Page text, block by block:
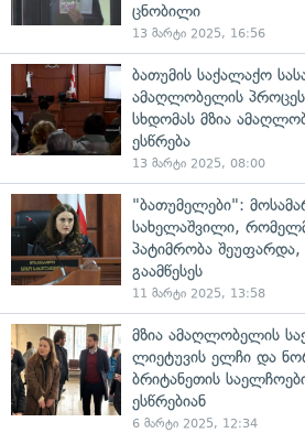
ცნობილი
13 მარტი 2025, 16:56
ბათუმის საქალაქო
ამაღლობელის
სხდომას მზია
ესწრება
13 მარტი 2025, 08:00
"ბათუმელები":
სახელაშვილი,
პატიმრობა
გაამწესეს
11 მარტი 2025, 13:58
მზია ამაღლობელის
ლიეტუვის ელჩი და
ბრიტანეთის
ესწრებიან
6 მარტი 2025, 12:34